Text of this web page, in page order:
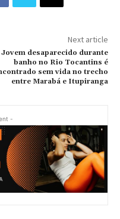
Next article
Jovem desaparecido durante
banho no Rio Tocantins é
sem vida no trecho
entre Marabá e Itupiranga
-